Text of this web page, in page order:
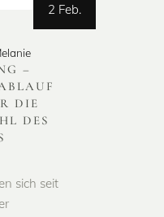
2 Feb.
–
DIE
DES
sich seit